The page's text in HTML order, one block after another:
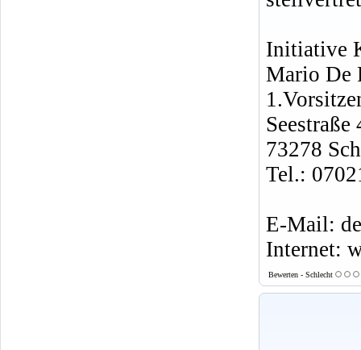
Initiative
Mario De
Seestraße
73278
Tel.:
E-Mail:
Internet:
Bewerten - Schlecht